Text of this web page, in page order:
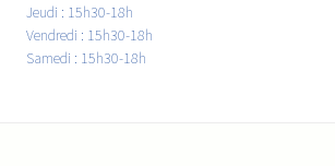
Jeudi : 15h30-18h
Vendredi : 15h30-18h
Samedi : 15h30-18h